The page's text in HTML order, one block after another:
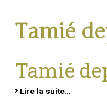
Tamié
Tamié
Lire la suite…